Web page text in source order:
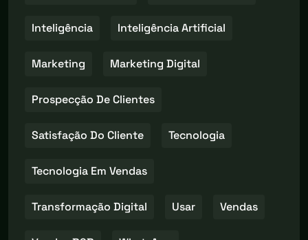
Inteligência Inteligência Artificial
Marketing Marketing Digital
Prospecção De Clientes
Satisfação Do Cliente Tecnologia
Tecnologia Em Vendas
Transformação Digital Usar Vendas